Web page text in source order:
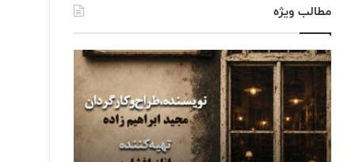
مطالب ویژه
«
ک
ا
ف
ه
ن